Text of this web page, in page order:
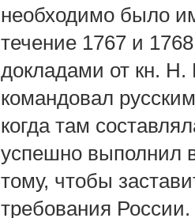
необходимо было
течение 1767 и
докладами от кн.
командовал
когда там
успешно выполнил
тому, чтобы
требования России.